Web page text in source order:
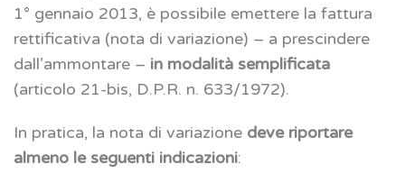
1° gennaio 2013, è possibile emettere la fattura
rettificativa (nota di variazione) – a prescindere
dall’ammontare – in modalità semplificata
(articolo 21-bis, D.P.R. n. 633/1972).
In pratica, la nota di variazione deve riportare
almeno le seguenti indicazioni: